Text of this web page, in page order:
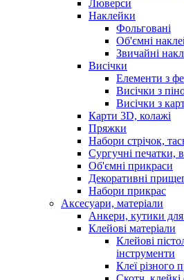
Люверси
Наклейки
Фольговані
Об'ємні
Звичайні
Висічки
Елементи з
Висічки з
Висічки з
Карти 3D, колажі
Пряжки
Набори стрічок,
Сургучні печатки,
Об'ємні прикраси
Декоративні
Набори прикрас
Аксесуари, матеріали
Анкери, кутики
Клейові матеріали
Клейові
інструменти
Клеї різного